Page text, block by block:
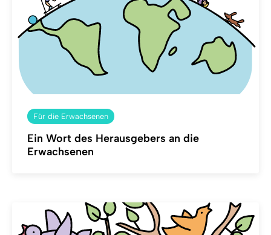
Für die Erwachsenen
Ein Wort des Herausgebers an die
Erwachsenen